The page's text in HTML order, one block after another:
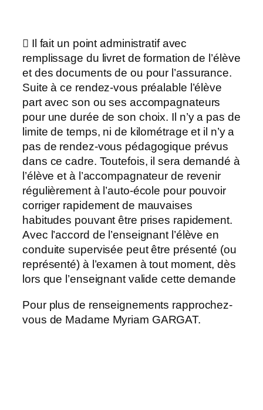
 Il fait un point administratif avec
remplissage du livret de formation de l’élève
et des documents de ou pour l’assurance.
Suite à ce rendez-vous préalable l’élève
part avec son ou ses accompagnateurs
pour une durée de son choix. Il n’y a pas de
limite de temps, ni de kilométrage et il n’y a
pas de rendez-vous pédagogique prévus
dans ce cadre. Toutefois, il sera demandé à
l’élève et à l’accompagnateur de revenir
régulièrement à l’auto-école pour pouvoir
corriger rapidement de mauvaises
habitudes pouvant être prises rapidement.
Avec l’accord de l’enseignant l’élève en
conduite supervisée peut être présenté (ou
représenté) à l’examen à tout moment, dès
lors que l’enseignant valide cette demande
Pour plus de renseignements rapprochez-
vous de Madame Myriam GARGAT.